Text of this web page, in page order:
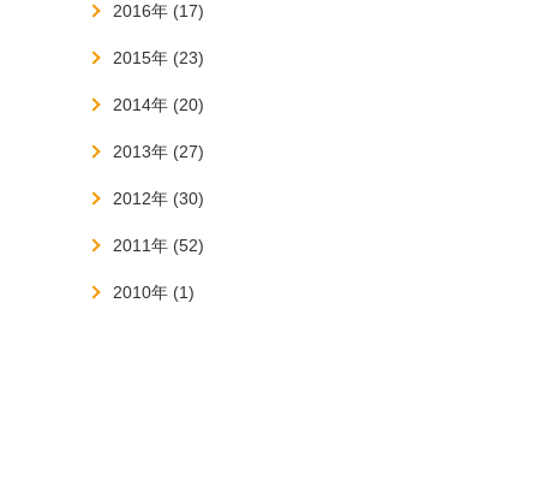
2016年 (17)
2015年 (23)
2014年 (20)
2013年 (27)
2012年 (30)
2011年 (52)
2010年 (1)